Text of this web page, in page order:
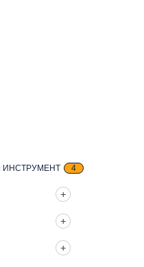
ИНСТРУМЕНТ 4